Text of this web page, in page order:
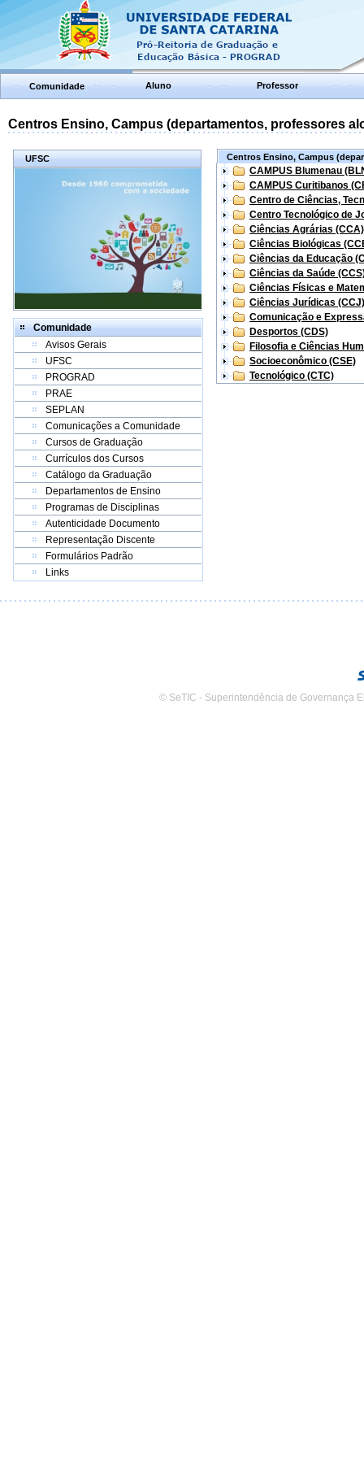
Comunidade Aluno Professor
Centros Ensino, Campus (departamentos, professores
UFSC
Comunidade
Avisos Gerais
UFSC
PROGRAD
PRAE
SEPLAN
Comunicações a Comunidade
Cursos de Graduação
Currículos dos Cursos
Catálogo da Graduação
Departamentos de Ensino
Programas de Disciplinas
Autenticidade Documento
Representação Discente
Formulários Padrão
Links
Centros Ensino, Campus
CAMPUS Blumenau
CAMPUS Curitibanos
Centro de Ciências,
Centro Tecnológico de
Ciências Agrárias (CCA)
Ciências Biológicas
Ciências da Educação
Ciências da Saúde
Ciências Físicas e
Ciências Jurídicas (CCJ)
Comunicação e
Desportos (CDS)
Filosofia e Ciências
Socioeconômico (CSE)
Tecnológico (CTC)
© SeTIC - Superintendência de Governança